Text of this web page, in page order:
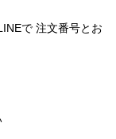
で 注文番号とお